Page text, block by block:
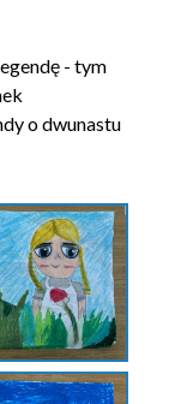
- tym
o dwunastu